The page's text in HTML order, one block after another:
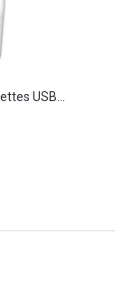
USB...